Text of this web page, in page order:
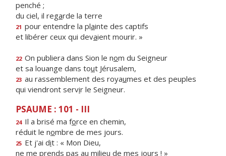
penché ;
du ciel, il regarde la terre
21 pour entendre la plainte des captifs
et libérer ceux qui devaient mourir. »
22 On publiera dans Sion le nom du Seigneur
et sa louange dans tout Jérusalem,
23 au rassemblement des royaumes et des peuples
qui viendront servir le Seigneur.
PSAUME : 101 - III
24 Il a brisé ma force en chemin,
réduit le nombre de mes jours.
25 Et j'ai dit : « Mon Dieu,
ne me prends pas au milieu de mes jours ! »